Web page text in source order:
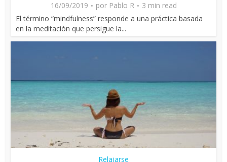
16/09/2019 por Pablo R
3 min read
El término “mindfulness” responde a una práctica basada
en la meditación que persigue la...
Relajarse